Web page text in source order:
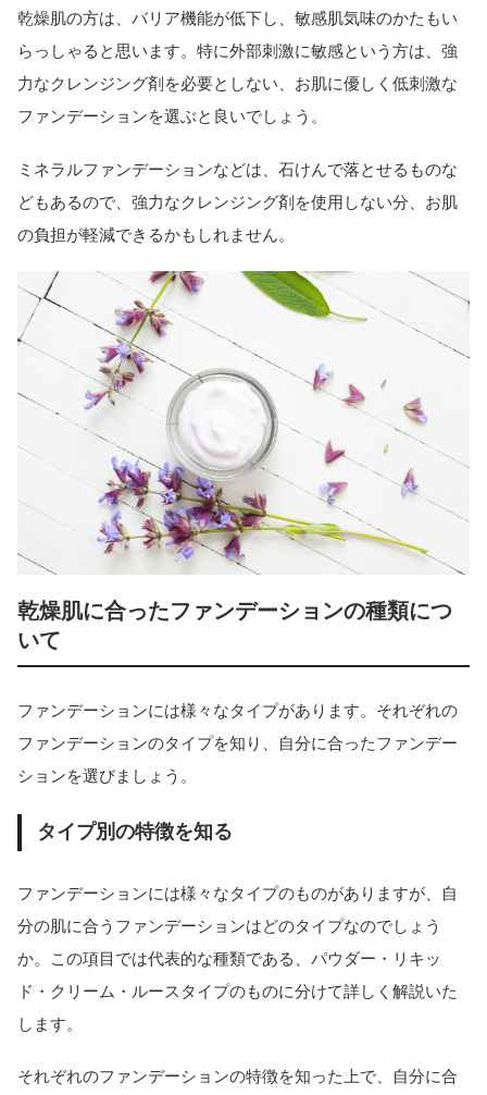
乾燥肌の方は、バリア機能が低下し、敏感肌気味のかたもい
らっしゃると思います。特に外部刺激に敏感という方は、強
力なクレンジング剤を必要としない、お肌に優しく低刺激な
ファンデーションを選ぶと良いでしょう。
ミネラルファンデーションなどは、石けんで落とせるものな
どもあるので、強力なクレンジング剤を使用しない分、お肌
の負担が軽減できるかもしれません。
乾燥肌に合ったファンデーションの種類につ
いて
ファンデーションには様々なタイプがあります。それぞれの
ファンデーションのタイプを知り、自分に合ったファンデー
ションを選びましょう。
タイプ別の特徴を知る
ファンデーションには様々なタイプのものがありますが、自
分の肌に合うファンデーションはどのタイプなのでしょう
か。この項目では代表的な種類である、パウダー・リキッ
ド・クリーム・ルースタイプのものに分けて詳しく解説いた
します。
それぞれのファンデーションの特徴を知った上で、自分に合